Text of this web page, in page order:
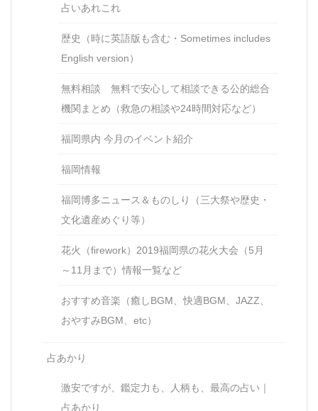
占いあれこれ
歴史（時に英語版も含む・Sometimes includes
English version）
無料相談 無料で安心して相談できる公的総合
機関まとめ（救急の相談や24時間対応など）
福岡県内 今月のイベント紹介
福岡情報
福岡博多ニュース＆ものしり（三大祭や歴史・
文化遺産めぐり等）
花火（firework）2019福岡県の花火大会（5月
～11月まで）情報一覧など
おすすめ音楽（癒しBGM、快適BGM、JAZZ、
おやすみBGM、etc）
占あかり
激安ですが、鑑定力も、人柄も、最高の占い｜
占あかり